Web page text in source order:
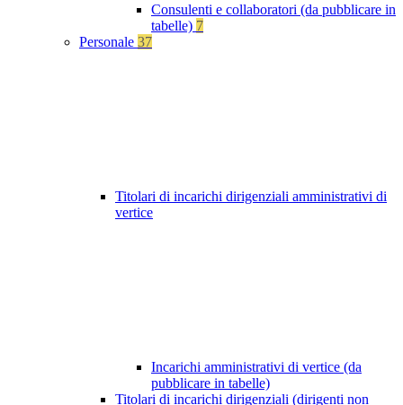
Consulenti e collaboratori (da pubblicare in
tabelle) 7
Personale 37
Titolari di incarichi dirigenziali amministrativi di
vertice
Incarichi amministrativi di vertice (da
pubblicare in tabelle)
Titolari di incarichi dirigenziali (dirigenti non